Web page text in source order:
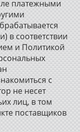
платежными
в соответствии
и Политикой
с
не несет
лиц, в том
поставщиков